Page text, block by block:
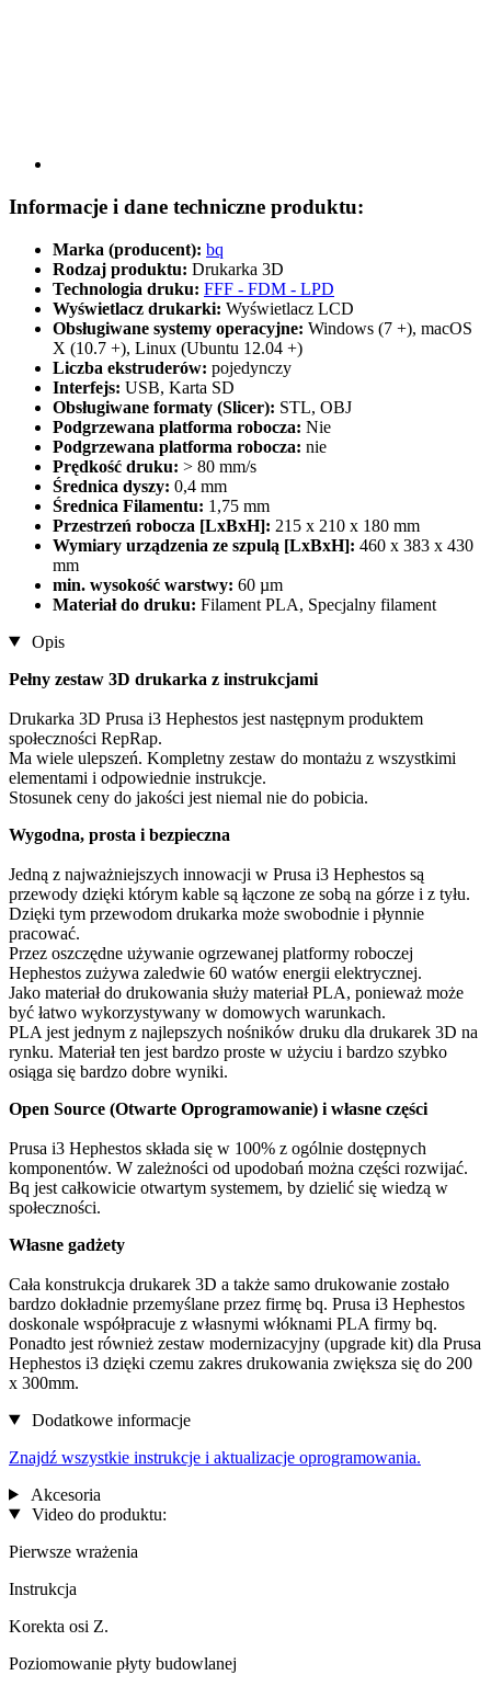
Informacje i dane techniczne produktu:
Marka (producent): bq
Rodzaj produktu: Drukarka 3D
Technologia druku: FFF - FDM - LPD
Wyświetlacz drukarki: Wyświetlacz LCD
Obsługiwane systemy operacyjne: Windows (7 +), macOS
X (10.7 +), Linux (Ubuntu 12.04 +)
Liczba ekstruderów: pojedynczy
Interfejs: USB, Karta SD
Obsługiwane formaty (Slicer): STL, OBJ
Podgrzewana platforma robocza: Nie
Podgrzewana platforma robocza: nie
Prędkość druku: > 80 mm/s
Średnica dyszy: 0,4 mm
Średnica Filamentu: 1,75 mm
Przestrzeń robocza [LxBxH]: 215 x 210 x 180 mm
Wymiary urządzenia ze szpulą [LxBxH]: 460 x 383 x 430
mm
min. wysokość warstwy: 60 µm
Materiał do druku: Filament PLA, Specjalny filament
Opis
Pełny zestaw 3D drukarka z instrukcjami
Drukarka 3D Prusa i3 Hephestos jest następnym produktem
społeczności RepRap.
Ma wiele ulepszeń. Kompletny zestaw do montażu z wszystkimi
elementami i odpowiednie instrukcje.
Stosunek ceny do jakości jest niemal nie do pobicia.
Wygodna, prosta i bezpieczna
Jedną z najważniejszych innowacji w Prusa i3 Hephestos są
przewody dzięki którym kable są łączone ze sobą na górze i z tyłu.
Dzięki tym przewodom drukarka może swobodnie i płynnie
pracować.
Przez oszczędne używanie ogrzewanej platformy roboczej
Hephestos zużywa zaledwie 60 watów energii elektrycznej.
Jako materiał do drukowania służy materiał PLA, ponieważ może
być łatwo wykorzystywany w domowych warunkach.
PLA jest jednym z najlepszych nośników druku dla drukarek 3D na
rynku. Materiał ten jest bardzo proste w użyciu i bardzo szybko
osiąga się bardzo dobre wyniki.
Open Source (Otwarte Oprogramowanie) i własne części
Prusa i3 Hephestos składa się w 100% z ogólnie dostępnych
komponentów. W zależności od upodobań można części rozwijać.
Bq jest całkowicie otwartym systemem, by dzielić się wiedzą w
społeczności.
Własne gadżety
Cała konstrukcja drukarek 3D a także samo drukowanie zostało
bardzo dokładnie przemyślane przez firmę bq. Prusa i3 Hephestos
doskonale współpracuje z własnymi włóknami PLA firmy bq.
Ponadto jest również zestaw modernizacyjny (upgrade kit) dla Prusa
Hephestos i3 dzięki czemu zakres drukowania zwiększa się do 200
x 300mm.
Dodatkowe informacje
Znajdź wszystkie instrukcje i aktualizacje oprogramowania.
Akcesoria
Video do produktu:
Pierwsze wrażenia
Instrukcja
Korekta osi Z.
Poziomowanie płyty budowlanej